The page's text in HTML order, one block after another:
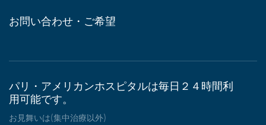
お問い合わせ・ご希望
パリ・アメリカンホスピタルは毎日２４時間利
用可能です。
お見舞いは(集中治療以外)